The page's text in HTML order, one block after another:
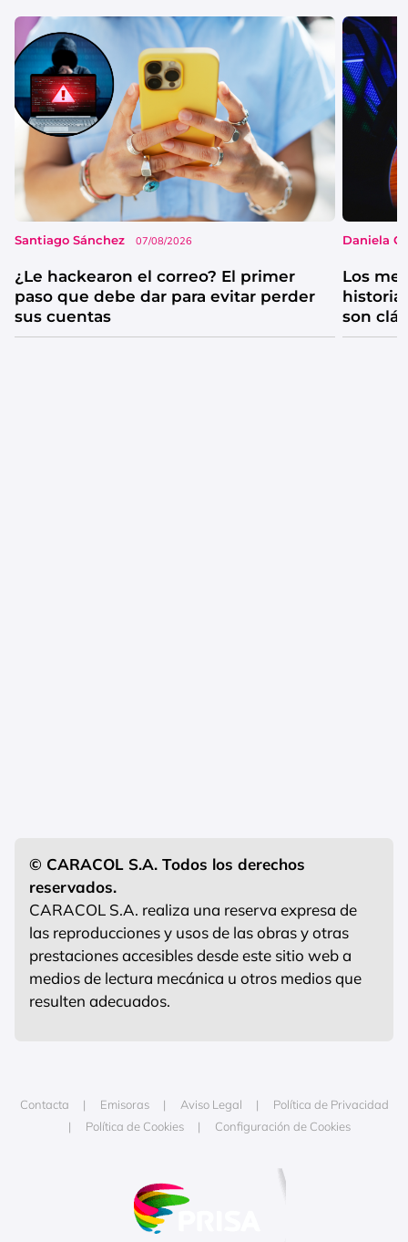
Santiago Sánchez 07/08/2026
¿Le hackearon el correo? El primer
paso que debe dar para evitar perder
sus cuentas
Daniela
Los
historia
son
© CARACOL S.A. Todos los derechos
reservados.
CARACOL S.A. realiza una reserva expresa de
las reproducciones y usos de las obras y otras
prestaciones accesibles desde este sitio web a
medios de lectura mecánica u otros medios que
resulten adecuados.
Contacta Emisoras Aviso Legal
Política de Privacidad
Política de Cookies
Configuración de Cookies